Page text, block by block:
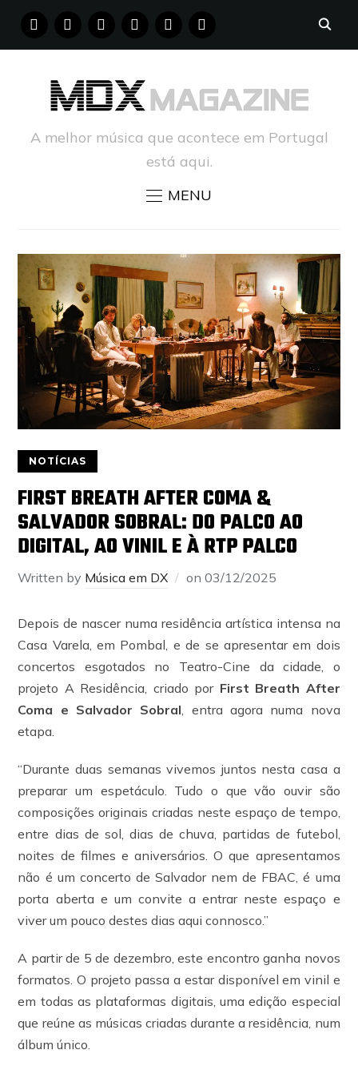
FACEBOOKINSTAGRAM
YOUTUBE PINTERESTTUMBLR
A melhor música que acontece em Portugal
está aqui.
MENU
NOTÍCIAS
FIRST BREATH AFTER COMA &
SALVADOR SOBRAL: DO PALCO AO
DIGITAL, AO VINIL E À RTP PALCO
Written by Música em DX on03/12/2025
Depois de nascer numa residência artística intensa na
Casa Varela, em Pombal, e de se apresentar em dois
concertos esgotados no Teatro-Cine da cidade, o
projeto A Residência, criado por First Breath After
Coma e Salvador Sobral , entra agora numa nova
etapa.
“Durante duas semanas vivemos juntos nesta casa a
preparar um espetáculo. Tudo o que vão ouvir são
composições originais criadas neste espaço de tempo,
entre dias de sol, dias de chuva, partidas de futebol,
noites de filmes e aniversários. O que apresentamos
não é um concerto de Salvador nem de FBAC, é uma
porta aberta e um convite a entrar neste espaço e
viver um pouco destes dias aqui connosco.”
A partir de 5 de dezembro, este encontro ganha novos
formatos. O projeto passa a estar disponível em vinil e
em todas as plataformas digitais, uma edição especial
que reúne as músicas criadas durante a residência, num
álbum único.